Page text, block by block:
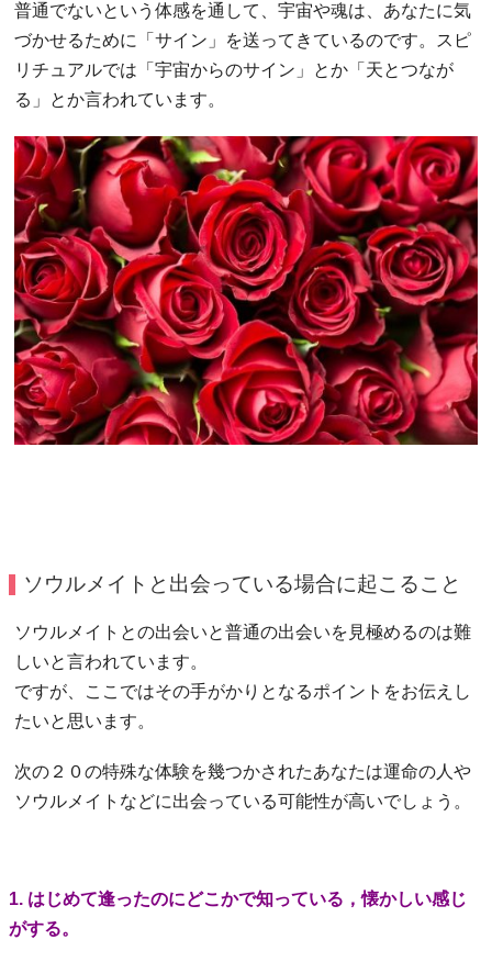
普通でないという体感を通して、宇宙や魂は、あなたに気
づかせるために「サイン」を送ってきているのです。スピ
リチュアルでは「宇宙からのサイン」とか「天とつなが
る」とか言われています。
ソウルメイトと出会っている場合に起こること
ソウルメイトとの出会いと普通の出会いを見極めるのは難
しいと言われています。
ですが、ここではその手がかりとなるポイントをお伝えし
たいと思います。
次の２０の特殊な体験を幾つかされたあなたは運命の人や
ソウルメイトなどに出会っている可能性が高いでしょう。
1. はじめて逢ったのにどこかで知っている，懐かしい感じ
がする。